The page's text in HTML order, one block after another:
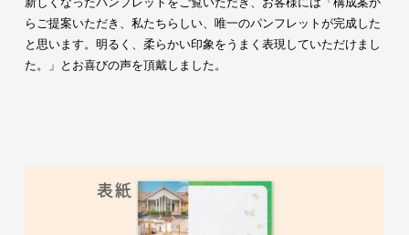
らご提案いただき、私たちらしい、唯一のパンフレットが完成した
と思います。明るく、柔らかい印象をうまく表現していただけまし
た。」とお喜びの声を頂戴しました。